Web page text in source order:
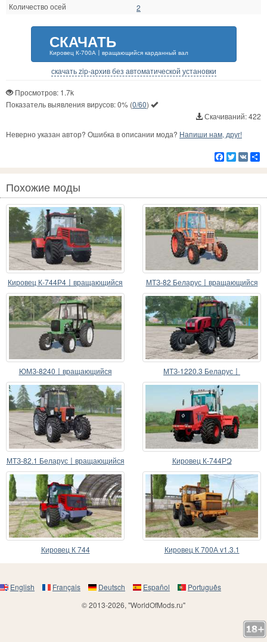
Количество осей
2
СКАЧАТЬ
Кировец К-700А〡вращающийся карданный вал
скачать zip-архив без автоматической установки
Просмотров: 1.7k
Показатель выявления вирусов:0% (0/60)
Скачиваний: 422
Неверно указан автор? Ошибка в описании мода? Напиши нам, друг!
Facebook
Twitter
VK
Похожие моды
Кировец К-744Р4〡вращающийся
карданный вал
МТЗ-82 Беларус〡вращающийся
карданный вал
ЮМЗ-8240〡вращающийся
карданный вал
МТЗ-1220.3 Беларус〡
вращающийся карданный вал
МТЗ-82.1 Беларус〡вращающийся
карданный вал
Кировец К-744РԶ
Кировец К 744 Кировец К 700А v1.3.1
English Français Deutsch Español
Português
© 2013-2026, "WorldOfMods.ru"